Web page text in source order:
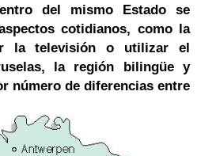
del mismo Estado se
cotidianos, como la
la televisión o utilizar el
la región bilingüe y
número de diferencias entre